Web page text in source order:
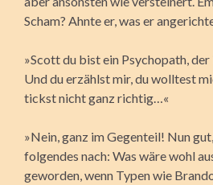
Scham? Ahnte er, was er
»Scott du bist ein Psychopath,
Und du erzählst mir, du wolltest
tickst nicht ganz richtig…«
»Nein, ganz im Gegenteil! Nun
folgendes nach: Was wäre wohl
geworden, wenn Typen wie